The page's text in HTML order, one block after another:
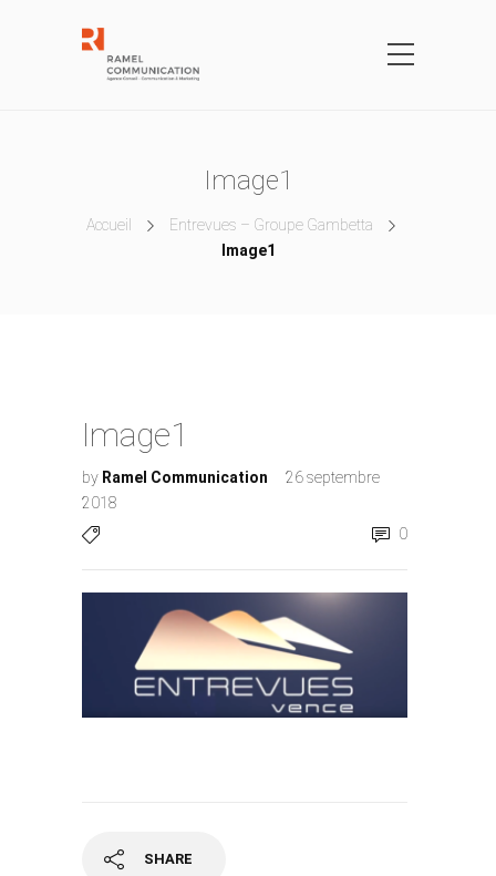
Image1
Accueil
Entrevues – Groupe Gambetta
Image1
Image1
by Ramel Communication
26 septembre
2018
0
SHARE